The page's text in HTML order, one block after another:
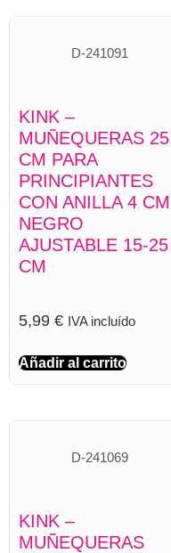
D-241091
KINK –
MUÑEQUERAS 25
CM PARA
PRINCIPIANTES
CON ANILLA 4 CM
NEGRO
AJUSTABLE 15-25
CM
5,99 € IVA incluído
Añadir al carrito
D-241069
KINK –
MUÑEQUERAS